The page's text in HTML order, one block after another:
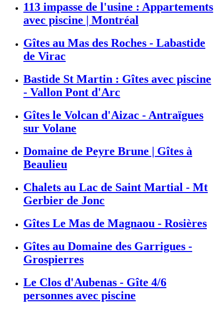
113 impasse de l'usine : Appartements
avec piscine | Montréal
Gîtes au Mas des Roches - Labastide
de Virac
Bastide St Martin : Gîtes avec piscine
- Vallon Pont d'Arc
Gîtes le Volcan d'Aizac - Antraïgues
sur Volane
Domaine de Peyre Brune | Gîtes à
Beaulieu
Chalets au Lac de Saint Martial - Mt
Gerbier de Jonc
Gîtes Le Mas de Magnaou - Rosières
Gîtes au Domaine des Garrigues -
Grospierres
Le Clos d'Aubenas - Gîte 4/6
personnes avec piscine